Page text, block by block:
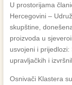
U prostorijama
Hercegovini –
skupštine,
proizvoda u
usvojeni i
upravljačkih i
Osnivači Klastera